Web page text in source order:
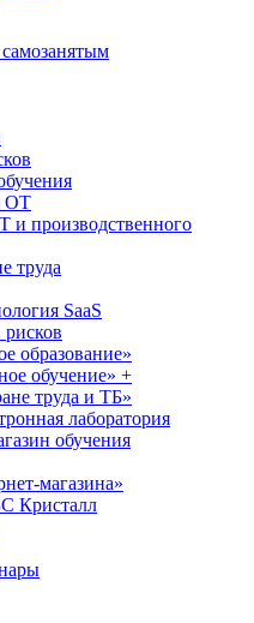
ОТ
и производственного
труда
SaaS
образование»
обучение» +
труда и ТБ»
лаборатория
обучения
магазина»
Кристалл